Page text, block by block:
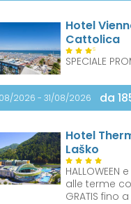
Hotel
Cattolica
S
SPECIALE
2026 - 31/08/2026 da
Hotel
Laško
HALLOWEEN
alle terme
GRATIS fino